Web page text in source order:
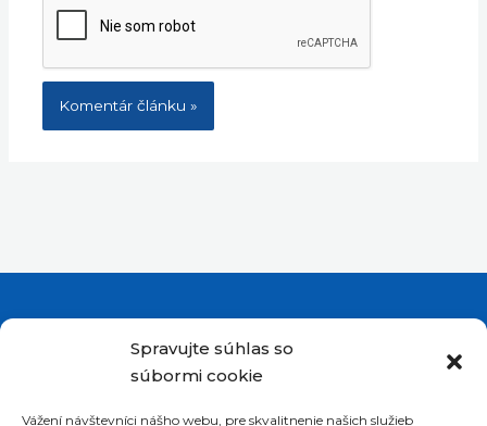
Spravujte súhlas so
súbormi cookie
Vážení návštevníci nášho webu, pre skvalitnenie našich služieb